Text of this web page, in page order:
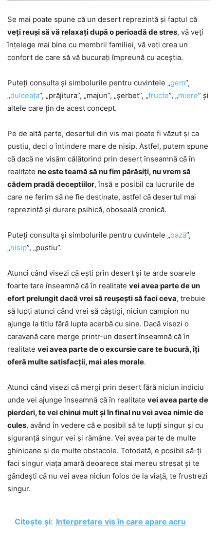
Se mai poate spune că un desert reprezintă și faptul că
veți reuși să vă relaxați după o perioadă de stres, vă veți
înțelege mai bine cu membrii familiei, vă veți crea un
confort de care să vă bucurați împreună cu aceștia.
Puteți consulta și simbolurile pentru cuvintele „gem”,
„dulceața”, „prăjitura”, „majun”, „șerbet”, „fructe”, „miere” și
altele care țin de acest concept.
Pe de altă parte, desertul din vis mai poate fi văzut și ca
pustiu, deci o întindere mare de nisip. Astfel, putem spune
că dacă ne visăm călătorind prin desert înseamnă că în
realitate ne este teamă să nu fim părăsiți, nu vrem să
cădem pradă deceptiilor, însă e posibil ca lucrurile de
care ne ferim să ne fie destinate, astfel că desertul mai
reprezintă și durere psihică, oboseală cronică.
Puteți consulta și simbolurile pentru cuvintele „oază”,
„nisip”, „pustiu”.
Atunci când visezi că ești prin desert și te arde soarele
foarte tare înseamnă că în realitate vei avea parte de un
efort prelungit dacă vrei să reușești să faci ceva, trebuie
să lupți atunci când vrei să câștigi, niciun campion nu
ajunge la titlu fără lupta acerbă cu sine. Dacă visezi o
caravană care merge printr-un desert înseamnă că în
realitate vei avea parte de o excursie care te bucură, îți
oferă multe satisfacții, mai ales morale.
Atunci când visezi că mergi prin desert fără niciun indiciu
unde vei ajunge înseamnă că în realitate vei avea parte de
pierderi, te vei chinui mult și în final nu vei avea nimic de
cules, având în vedere că e posibil să te lupți singur și cu
siguranță singur vei și rămâne. Vei avea parte de multe
ghinioane și de multe obstacole. Totodată, e posibil să-ți
faci singur viața amară deoarece stai mereu stresat și te
gândești că nu vei avea niciun folos de la viață, te frustrezi
singur.
Citește și: Interpretare vis în care apare acru